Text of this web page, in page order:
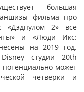
большая
фильма про
2» все
и «Люди Икс:
на 2019 год.
студии 20th
потенциально может
четверки и